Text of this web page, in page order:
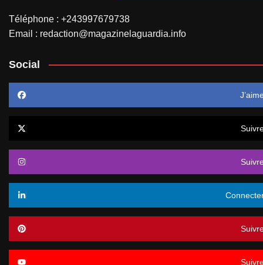
Téléphone : +243997679738
Email : redaction@magazinelaguardia.info
Social